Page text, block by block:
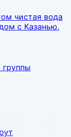
чистая вода
с Казанью.